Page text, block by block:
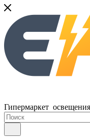
Гипермаркет освещения